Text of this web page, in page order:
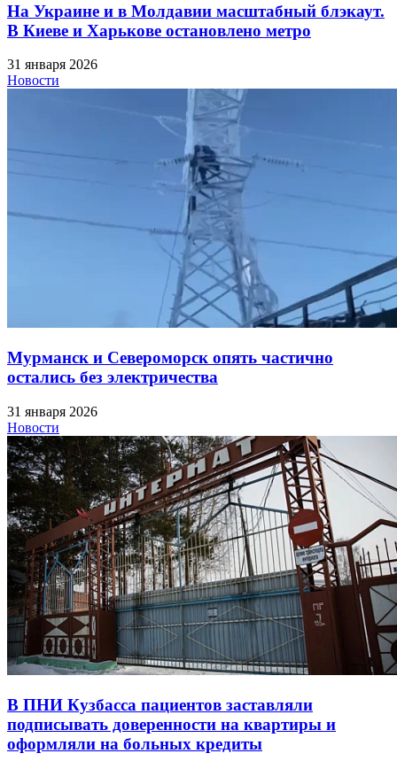
На Украине и в Молдавии масштабный блэкаут.
В Киеве и Харькове остановлено метро
31 января 2026
Новости
Мурманск и Североморск опять частично
остались без электричества
31 января 2026
Новости
В ПНИ Кузбасса пациентов заставляли
подписывать доверенности на квартиры и
оформляли на больных кредиты